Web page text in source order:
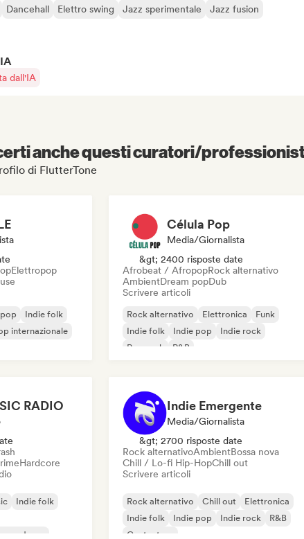
Dancehall Elettro swing Jazz sperimentale
Jazz fusion
dall'IA
anche questi curatori/
di FlutterTone
Elettropop
Indie folk
internazionale
Célula Pop
Media/Giornalista
&gt; 2400 risposte date
Afrobeat / AfropopRock alternativo
AmbientDream popDub
Scrivere articoli
Rock alternativo Elettronica
Funk
Indie folk
Indie pop
Indie rock
Pop rock
R&B
RADIO
Hardcore
Indie folk
moderno
Indie Emergente
Media/Giornalista
&gt; 2700 risposte date
Rock alternativoAmbientBossa nova
Chill / Lo-fi Hip-HopChill out
Scrivere articoli
Rock alternativo Chill out
Elettronica
Indie folk
Indie pop Indie rock
R&B
Cantautore